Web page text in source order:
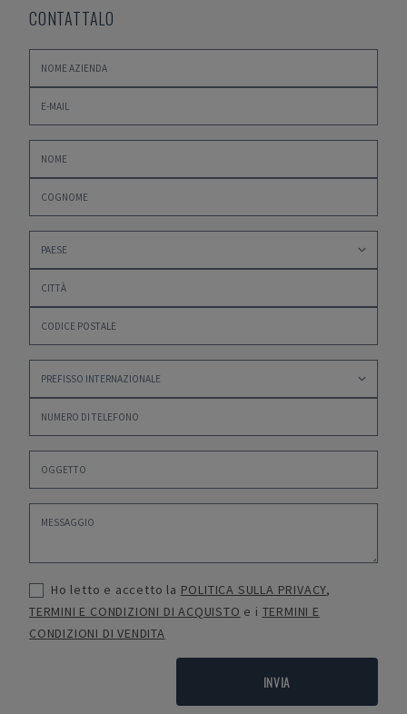
CONTATTALO
Ho letto e accetto la POLITICA SULLA PRIVACY,
TERMINI E CONDIZIONI DI ACQUISTO e i TERMINI E
CONDIZIONI DI VENDITA
INVIA